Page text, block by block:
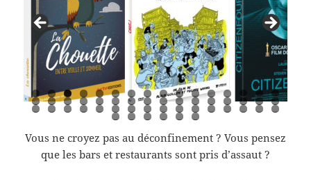
0 1 2 3 4 5 6
7 8 9 0 1 2 3 4 5 6 7 8 9 0 1 2
3 4 5 6 7 8 9 0 1 2 3 4 5 6 7 8
9 0 1 2 3
4
Vous ne croyez pas au déconfinement ? Vous pensez
que les bars et restaurants sont pris d’assaut ?